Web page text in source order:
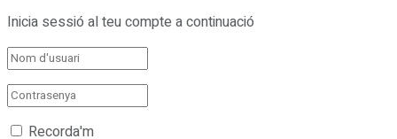
Inicia sessió al teu compte a continuació
Recorda'm